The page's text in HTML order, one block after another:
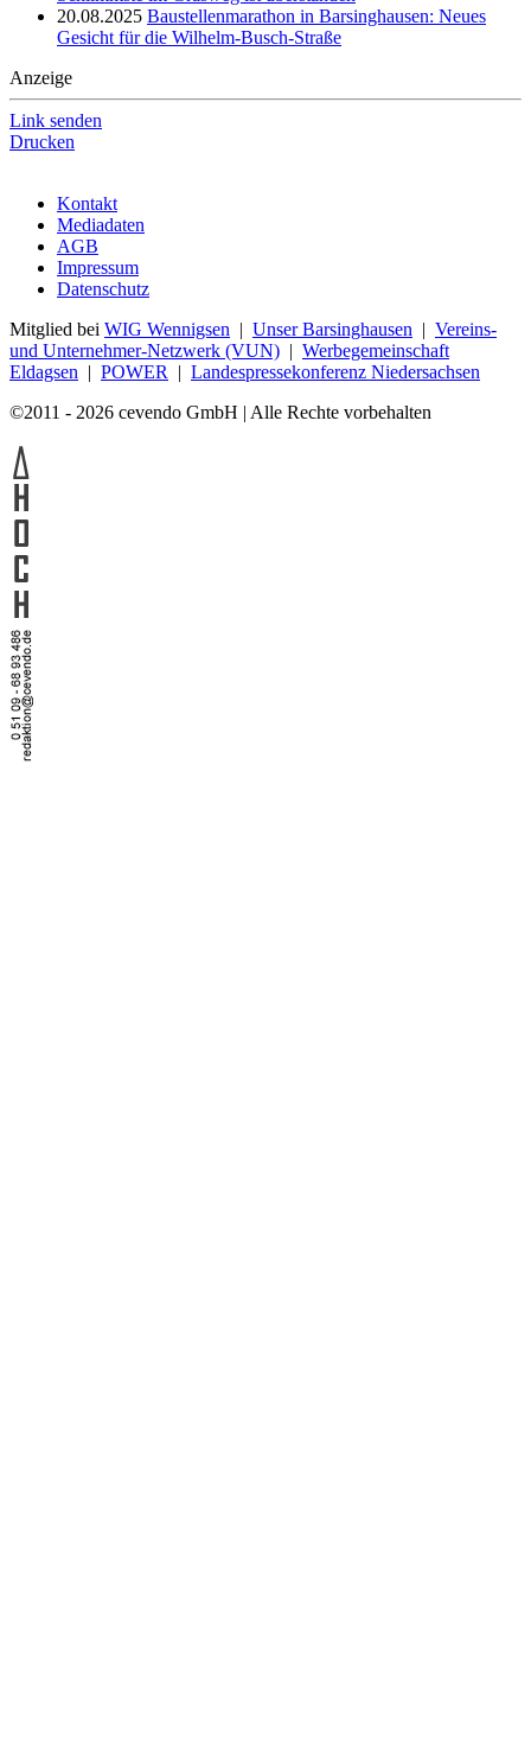
20.08.2025 Baustellenmarathon in Barsinghausen: Neues
Gesicht für die Wilhelm-Busch-Straße
Anzeige
Link senden
Drucken
Kontakt
Mediadaten
AGB
Impressum
Datenschutz
Mitglied bei WIG Wennigsen | Unser Barsinghausen | Vereins-
und Unternehmer-Netzwerk (VUN) | Werbegemeinschaft
Eldagsen | POWER | Landespressekonferenz Niedersachsen
©2011 - 2026 cevendo GmbH | Alle Rechte vorbehalten